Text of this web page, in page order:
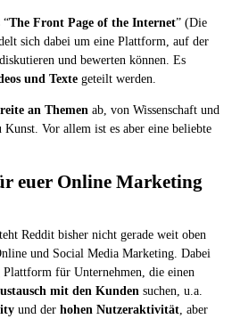
“The Front Page of the Internet” (Die
sich dabei um eine Plattform, auf der
und bewerten können. Es
und Texte geteilt werden.
an Themen ab, von Wissenschaft und
Vor allem ist es aber eine beliebte
euer Online Marketing
Reddit bisher nicht gerade weit oben
und Social Media Marketing. Dabei
für Unternehmen, die einen
mit den Kunden suchen, u.a.
und der hohen Nutzeraktivität, aber